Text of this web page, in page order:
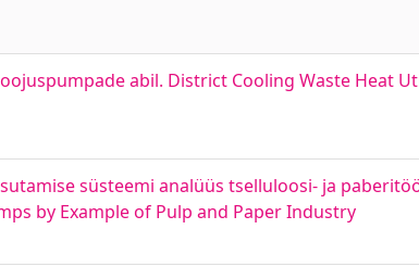
abil. District Cooling Waste Heat
süsteemi analüüs tselluloosi- ja
by Example of Pulp and Paper Industry